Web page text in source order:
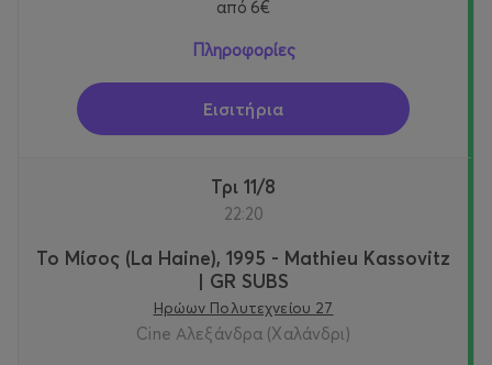
από 6€
Πληροφορίες
Εισιτήρια
Τρι 11/8
22:20
Το Μίσος (La Haine), 1995 - Mathieu Kassovitz
| GR SUBS
Ηρώων Πολυτεχνείου 27
Cine Αλεξάνδρα (Χαλάνδρι)